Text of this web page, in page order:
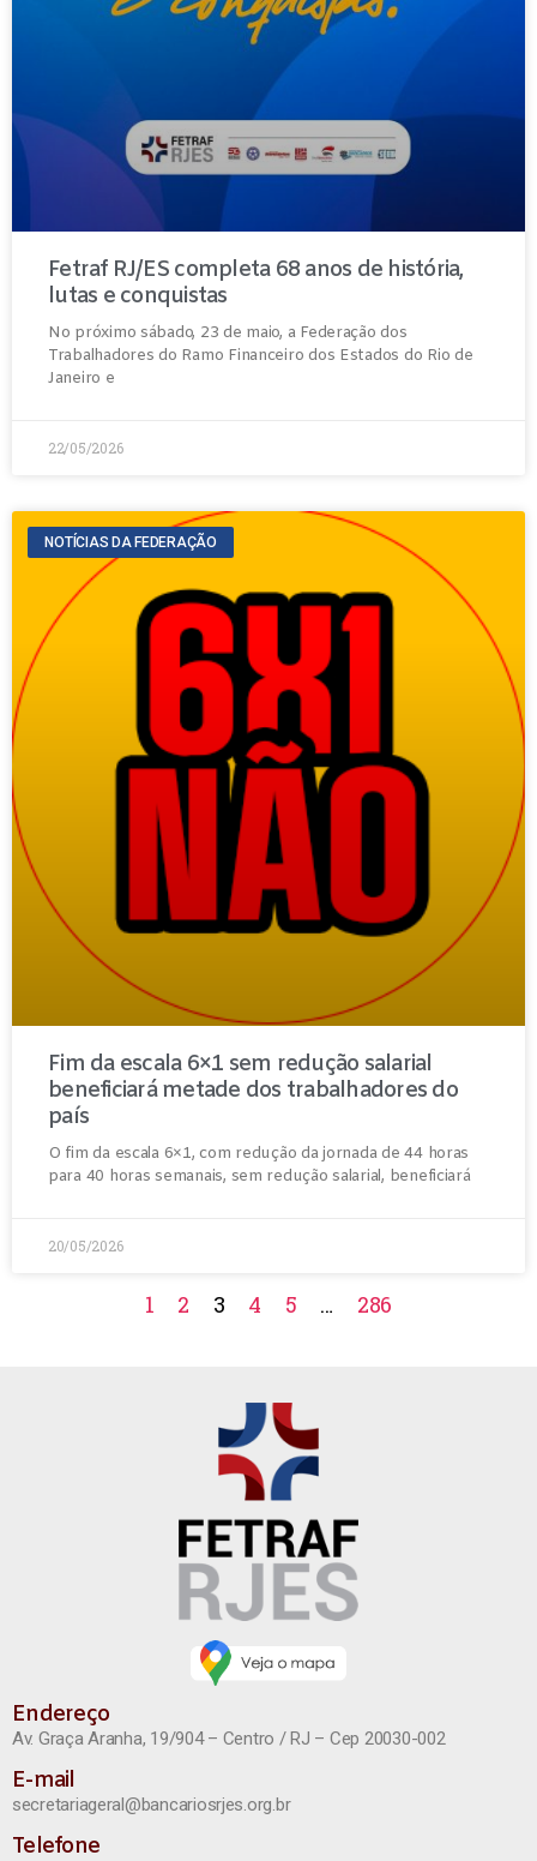
Fetraf RJ/ES completa 68 anos de história,
lutas e conquistas
No próximo sábado, 23 de maio, a Federação dos
Trabalhadores do Ramo Financeiro dos Estados do Rio de
Janeiro e
22/05/2026
NOTÍCIAS DA FEDERAÇÃO
Fim da escala 6×1 sem redução salarial
beneficiará metade dos trabalhadores do
país
O fim da escala 6×1, com redução da jornada de 44 horas
para 40 horas semanais, sem redução salarial, beneficiará
20/05/2026
1 2 3 4 5 … 286
Endereço
Av. Graça Aranha, 19/904 – Centro / RJ – Cep 20030-002
E-mail
secretariageral@bancariosrjes.org.br
Telefone